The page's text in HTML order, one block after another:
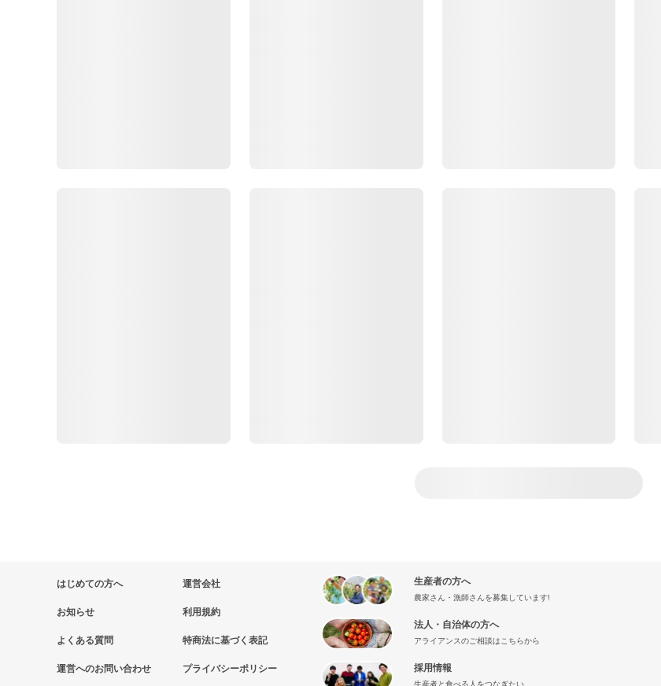
はじめての方へ
お知らせ
よくある質問
運営へのお問い合わせ
運営会社
利用規約
特商法に基づく表記
プライバシーポリシー
生産者の方へ
農家さん・漁師さんを募集しています!
法人・自治体の方へ
アライアンスのご相談はこちらから
採用情報
生産者と食べる人をつなぎたい